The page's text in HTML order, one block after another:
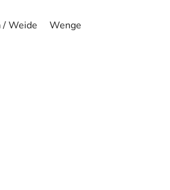
/ Weide
Wenge